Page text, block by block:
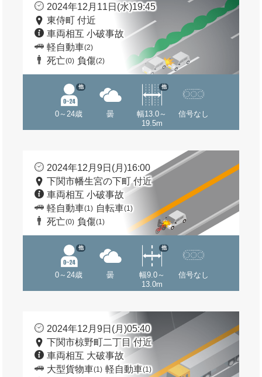
2024年12月11日(水)19:45
東侍町 付近
車両相互 小破事故
軽自動車(2)
死亡(0) 負傷(2)
0～24歳
他
曇
幅13.0～
19.5m
他
信号なし
2024年12月9日(月)16:00
下関市幡生宮の下町 付近
車両相互 小破事故
軽自動車(1) 自転車(1)
死亡(0) 負傷(1)
0～24歳
他
曇
幅9.0～
13.0m
他
信号なし
2024年12月9日(月)05:40
下関市椋野町二丁目 付近
車両相互 大破事故
大型貨物車(1) 軽自動車(1)